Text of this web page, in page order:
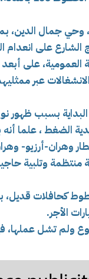
وحي جمال الدين،
الشارع على انعدام
على
عبر
بسبب ظهور
الضغط ، علما
وهران-أرزيو-
وتلبية
كحافلات قديل،
الأجر.
ولم تشل